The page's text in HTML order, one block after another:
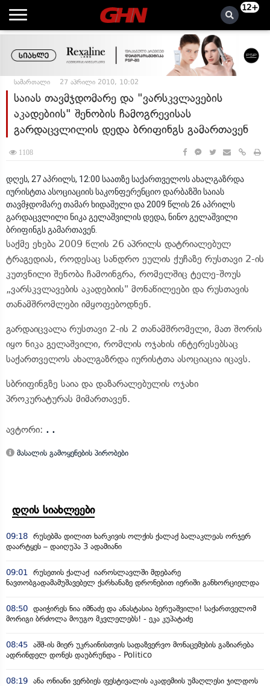
12+
სამართალი 27 აპრილი 2010, 10:02
საიას თავმჯდომარე და "ვარსკვლავების
აკადებიის" შენობის ჩამოგრევისას
გარდაცვლილის დედა ბრიფინგს გამართავენ
1108
დღეს, 27 აპრილს, 12:00 საათზე საქართველოს ახალგაზრდა
იურისტთა ასოციაციის საკონფერენციო დარბაზში საიას
თავმჯდომარე თამარ ხიდაშელი და 2009 წლის 26 აპრილს
გარდაცვლილი ნიკა გელაშვილის დედა, ნინო გელაშვილი
ბრიფინგს გამართავენ.
საქმე ეხება 2009 წლის 26 აპრილს დატრიალებულ
ტრაგედიას, როდესაც სანდრო ეულის ქუჩაზე რუსთავი 2-ის
კუთვნილი შენობა ჩამოინგრა, რომელშიც ტელე-შოუს
„ვარსკვლავების აკადებიის" მონაწილეები და რუსთავის
თანამშრომლები იმყოფებოდნენ.
გარდაიცვალა რუსთავი 2-ის 2 თანამშრომელი, მათ შორის
იყო ნიკა გელაშვილი, რომლის ოჯახის ინტერესებსაც
საქართველოს ახალგაზრდა იურისტთა ასოციაცია იცავს.
სბრიფინგზე საია და დაზარალებულის ოჯახი
პროკურატურას მიმართავენ.
ავტორი: . .
მასალის გამოყენების პირობები
დღის სიახლეები
09:18 რუსებმა დილით ხარკივის ოლქის ქალაქ ბალაკლეას ორჯერ
დაარტყეს – დაიღუპა 3 ადამიანი
09:01 რუსეთის ქალაქ იაროსლავლში მდებარე
ნავთობგადამამუშავებელ ქარხანაზე დრონებით იერიში განხორციელდა
08:50 დაიჭირეს ნია იმნაძე და ანასტასია ბერუაშვილი! საქართველომ
მორიგი ბრძოლა მოუგო მკვლელებს! - ეკა კუპატაძე
08:45 აშშ-ის მიერ უკრაინისთვის სადაზვერვო მონაცემების გაზიარება
ადრინდელ დონეს დაუბრუნდა - Politico
08:19 ანა ონიანი ვერბიეს ფესტივალის აკადემიის უმაღლესი ჯილდოს